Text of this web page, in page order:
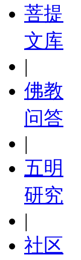
菩提
文库
|
佛教
问答
|
五明
研究
|
社区